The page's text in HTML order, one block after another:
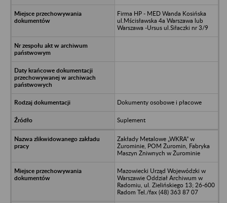
Firma HP - MED Wanda Kosińska
ul.Mścisławska 4a Warszawa lub
Warszawa -Ursus ul.Siłaczki nr 3/9
Dokumenty osobowe i płacowe
Suplement
Zakłady Metalowe „WKRA” w
Żurominie, POM Żuromin, Fabryka
Maszyn Żniwnych w Żurominie
Mazowiecki Urząd Wojewódzki w
Warszawie Oddział Archiwum w
Radomiu, ul. Zielińskiego 13; 26-600
Radom Tel./fax (48) 363 87 07